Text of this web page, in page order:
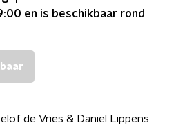
en is beschikbaar rond
de Vries & Daniel Lippens